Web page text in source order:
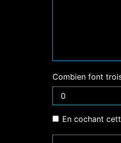
Combien font
En cochant